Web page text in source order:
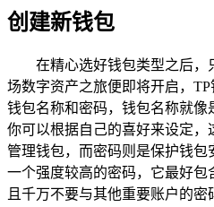
创建新钱包
在精心选好钱包类型之后，
场数字资产之旅便即将开启，
钱包名称和密码，钱包名称就像
你可以根据自己的喜好来设定
管理钱包，而密码则是保护钱
一个强度较高的密码，它最好
且千万不要与其他重要账户的